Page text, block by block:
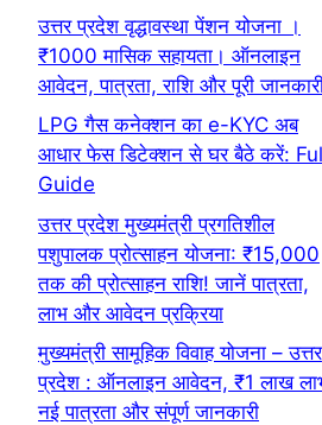
उत्तर प्रदेश वृद्धावस्था पेंशन योजना ।
₹1000 मासिक सहायता। ऑनलाइन
आवेदन, पात्रता, राशि और पूरी
LPG गैस कनेक्शन का e-KYC अब
आधार फेस डिटेक्शन से घर बैठे करें:
Guide
उत्तर प्रदेश मुख्यमंत्री प्रगतिशील
पशुपालक प्रोत्साहन योजना: ₹15,000
तक की प्रोत्साहन राशि! जानें पात्रता,
लाभ और आवेदन प्रक्रिया
मुख्यमंत्री सामूहिक विवाह योजना – उत्तर
प्रदेश : ऑनलाइन आवेदन, ₹1 लाख
नई पात्रता और संपूर्ण जानकारी